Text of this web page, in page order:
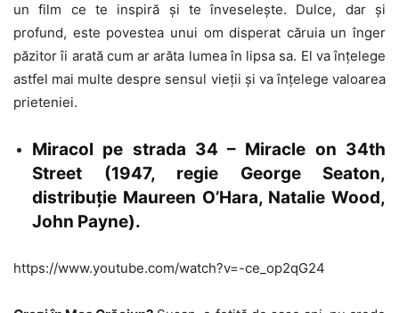
un film ce te inspiră și te înveselește. Dulce, dar și
profund, este povestea unui om disperat căruia un înger
păzitor îi arată cum ar arăta lumea în lipsa sa. El va înțelege
astfel mai multe despre sensul vieții și va înțelege valoarea
prieteniei.
Miracol pe strada 34 – Miracle on 34th
Street (1947, regie George Seaton,
distribuție Maureen O’Hara, Natalie Wood,
John Payne).
https://www.youtube.com/watch?v=-ce_op2qG24